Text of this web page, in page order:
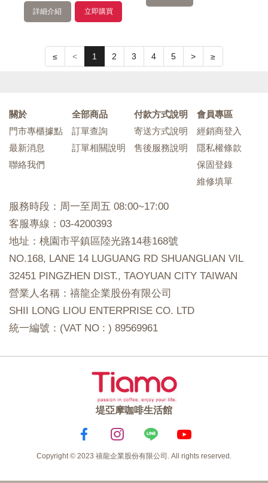
立即購買
詳細介紹
≤ < 1 2 3 4 5 > ≥
關於
門市專櫃據點
最新消息
聯絡我們
全部商品
訂單查詢
訂單相關說明
付款方式說明
寄送方式說明
售後服務說明
會員專區
經銷商登入
隱私權條款
保固登錄
維修填單
服務時段：周一至周五 08:00~17:00
客服專線：03-4200393
地址：桃園市平鎮區陸光路14巷168號
NO.168, LANE 14 LUGUANG RD SHUANGLIAN VIL
32451 PINGZHEN DIST., TAOYUAN CITY TAIWAN
營業人名稱：禧龍企業股份有限公司
SHII LONG LIOU ENTERPRISE CO. LTD
統一編號：(VAT NO : ) 89569961
堤亞摩咖啡生活館
Copyright © 2023 禧龍企業股份有限公司. All rights reserved.